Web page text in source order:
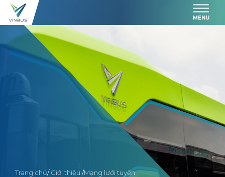
MENU
Trang chủ/ Giới thiệu /Mạng lưới tuyến